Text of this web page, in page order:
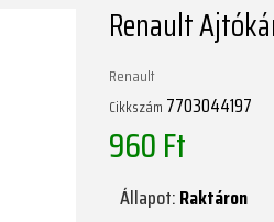
Renault
Renault
Cikkszám 7703044197
960 Ft
Állapot:Raktáron